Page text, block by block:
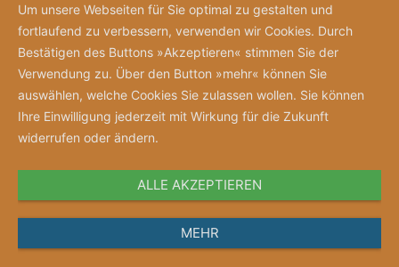
Um unsere Webseiten für Sie optimal zu gestalten und
fortlaufend zu verbessern, verwenden wir Cookies. Durch
Bestätigen des Buttons »Akzeptieren« stimmen Sie der
Verwendung zu. Über den Button »mehr« können Sie
auswählen, welche Cookies Sie zulassen wollen. Sie können
Ihre Einwilligung jederzeit mit Wirkung für die Zukunft
widerrufen oder ändern.
ALLE AKZEPTIEREN
MEHR